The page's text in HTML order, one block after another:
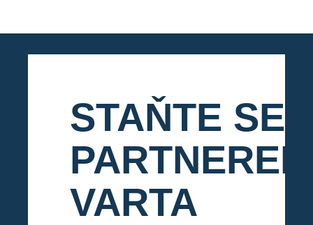
STAŇTE SE
PARTNEREM
VARTA